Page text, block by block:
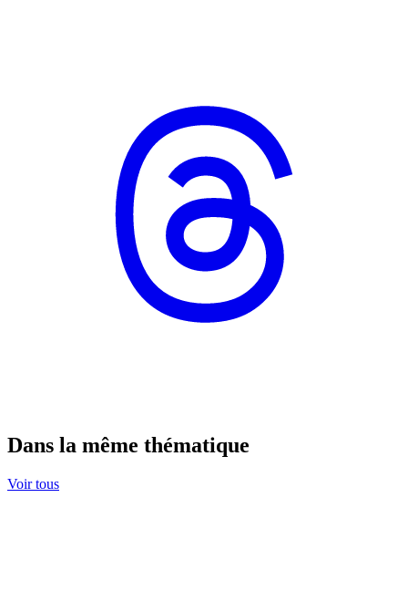
Dans la même thématique
Voir tous